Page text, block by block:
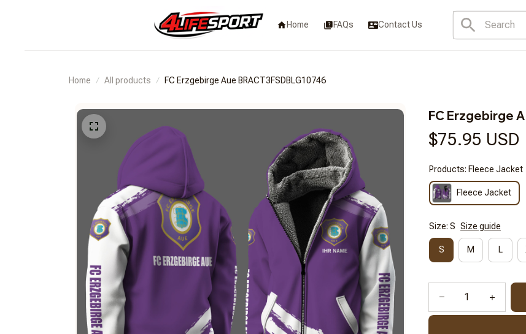
Home FAQs Contact Us
Home All products FC Erzgebirge Aue BRACT3FSDBLG10746
FC Erzgebirge
$75.95 USD
Products: Fleece Jacket
Fleece Jacket
Size: S Size guide
S M L